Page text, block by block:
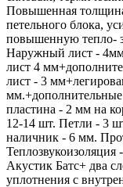
Повышенная
петельного блока,
повышенную тепло-
Наружный лист -
лист 4
лист - 3
пластина - 2 мм на
12-14 шт. Петли - 3
наличник - 6 мм.
Акустик Батс+ два
уплотнения с